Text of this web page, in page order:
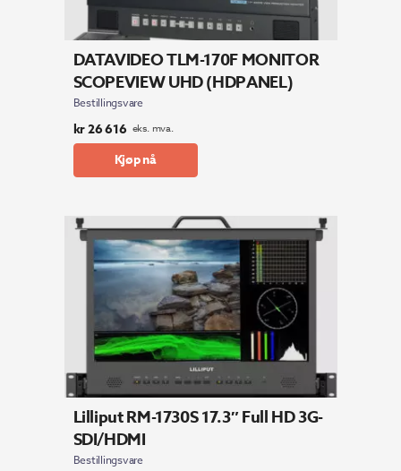
DATAVIDEO TLM-170F MONITOR
SCOPEVIEW UHD (HDPANEL)
Bestillingsvare
kr26 616 eks. mva.
Kjøp nå
Lilliput RM-1730S 17.3″ Full HD 3G-
SDI/HDMI
Bestillingsvare